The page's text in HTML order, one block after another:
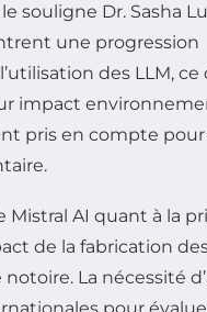
souligne Dr. Sasha
une progression
des LLM, ce
impact
pris en compte
Mistral AI quant à la
de la fabrication
La nécessité